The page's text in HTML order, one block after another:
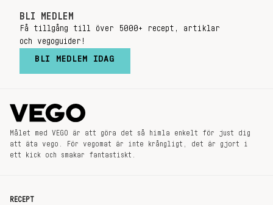
BLI MEDLEM
Få tillgång till över 5000+ recept, artiklar
och vegoguider!
BLI MEDLEM IDAG
Målet med VEGO är att göra det så himla enkelt för just dig
att äta vego. För vegomat är inte krångligt, det är gjort i
ett kick och smakar fantastiskt.
RECEPT